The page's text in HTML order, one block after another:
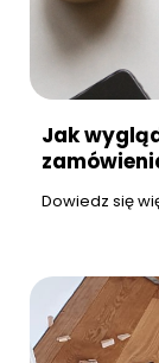
Jak
Dowiedz się